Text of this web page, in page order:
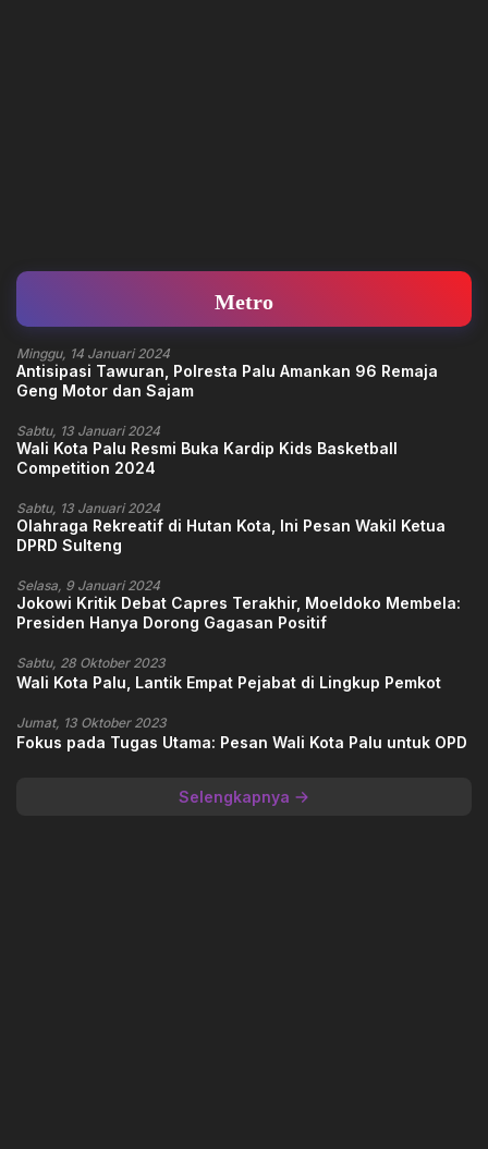
Metro
Minggu, 14 Januari 2024
Antisipasi Tawuran, Polresta Palu Amankan 96 Remaja
Geng Motor dan Sajam
Sabtu, 13 Januari 2024
Wali Kota Palu Resmi Buka Kardip Kids Basketball
Competition 2024
Sabtu, 13 Januari 2024
Olahraga Rekreatif di Hutan Kota, Ini Pesan Wakil Ketua
DPRD Sulteng
Selasa, 9 Januari 2024
Jokowi Kritik Debat Capres Terakhir, Moeldoko Membela:
Presiden Hanya Dorong Gagasan Positif
Sabtu, 28 Oktober 2023
Wali Kota Palu, Lantik Empat Pejabat di Lingkup Pemkot
Jumat, 13 Oktober 2023
Fokus pada Tugas Utama: Pesan Wali Kota Palu untuk OPD
Selengkapnya